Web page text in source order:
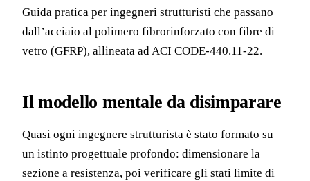
Guida pratica per ingegneri strutturisti che passano
dall’acciaio al polimero fibrorinforzato con fibre di
vetro (GFRP), allineata ad ACI CODE-440.11-22.
Il modello mentale da disimparare
Quasi ogni ingegnere strutturista è stato formato su
un istinto progettuale profondo: dimensionare la
sezione a resistenza, poi verificare gli stati limite di